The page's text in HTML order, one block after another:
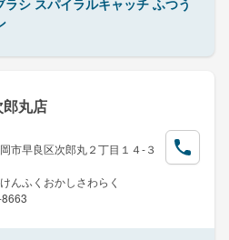
丸店
市早良区次郎丸２丁目１４-３
んふくおかしさわらく